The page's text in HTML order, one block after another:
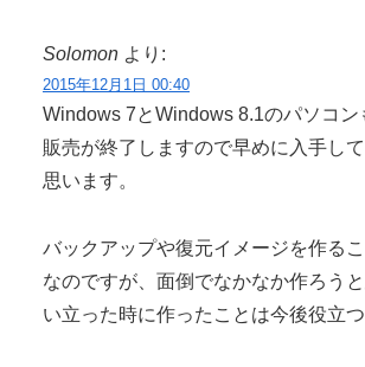
Solomon より:
2015年12月1日 00:40
Windows 7とWindows 8.1のパソコン
販売が終了しますので早めに入手し
思います。
バックアップや復元イメージを作る
なのですが、面倒でなかなか作ろう
い立った時に作ったことは今後役立つ